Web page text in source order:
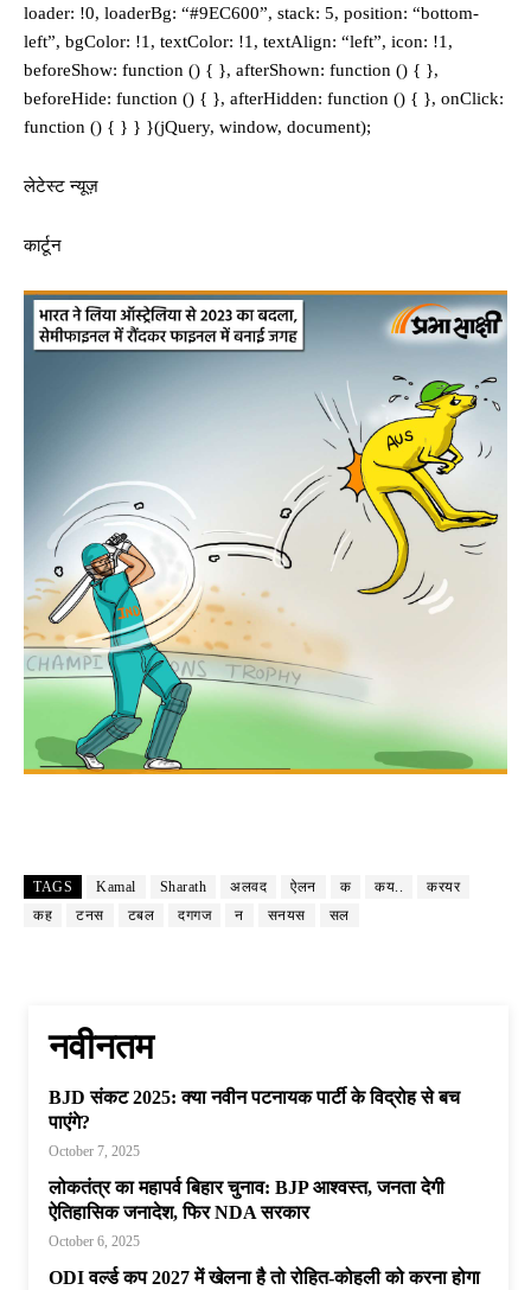
loader: !0, loaderBg: “#9EC600”, stack: 5, position: “bottom-
left”, bgColor: !1, textColor: !1, textAlign: “left”, icon: !1,
beforeShow: function () { }, afterShown: function () { },
beforeHide: function () { }, afterHidden: function () { }, onClick:
function () { } } }(jQuery, window, document);
लेटेस्ट न्यूज़
कार्टून
TAGS Kamal Sharath अलवद ऐलन क कय..
करयर
कह
टनस टबल दगगज न सनयस सल
नवीनतम
BJD संकट 2025: क्या नवीन पटनायक पार्टी के विद्रोह से बच
पाएंगे?
October 7, 2025
लोकतंत्र का महापर्व बिहार चुनाव: BJP आश्वस्त, जनता देगी
ऐतिहासिक जनादेश, फिर NDA सरकार
October 6, 2025
ODI वर्ल्ड कप 2027 में खेलना है तो रोहित-कोहली को करना होगा